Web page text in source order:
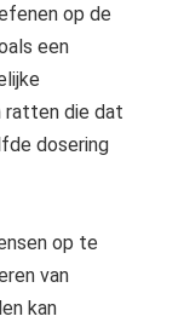
op de
een
ratten die dat
dosering
op te
van
kan